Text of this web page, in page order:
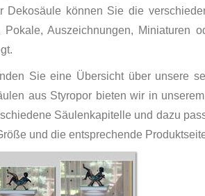
Dekosäule können Sie die
Pokale, Auszeichnungen, Miniaturen
Sie eine Übersicht über unsere
aus Styropor bieten wir in
Säulenkapitelle und dazu
und die entsprechende